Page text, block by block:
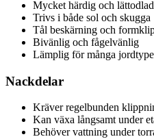
Mycket härdig och lättodlad
Trivs i både sol och skugga
Tål beskärning och
Bivänlig och fågelvänlig
Lämplig för många
Nackdelar
Kräver regelbunden
Kan växa långsamt under
Behöver vattning under